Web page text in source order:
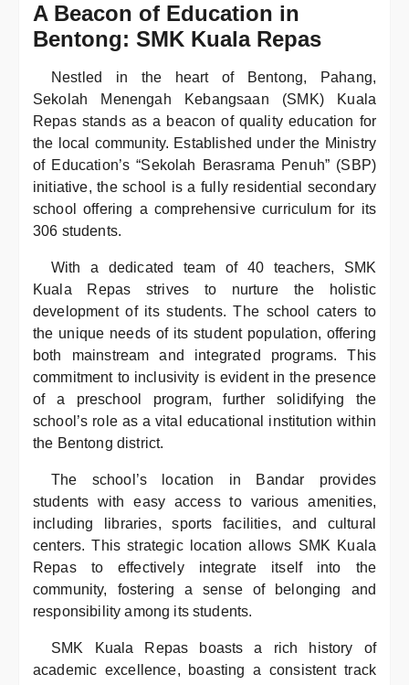
A Beacon of Education in
Bentong: SMK Kuala Repas
Nestled in the heart of Bentong, Pahang,
Sekolah Menengah Kebangsaan (SMK) Kuala
Repas stands as a beacon of quality education for
the local community. Established under the Ministry
of Education’s “Sekolah Berasrama Penuh” (SBP)
initiative, the school is a fully residential secondary
school offering a comprehensive curriculum for its
306 students.
With a dedicated team of 40 teachers, SMK
Kuala Repas strives to nurture the holistic
development of its students. The school caters to
the unique needs of its student population, offering
both mainstream and integrated programs. This
commitment to inclusivity is evident in the presence
of a preschool program, further solidifying the
school’s role as a vital educational institution within
the Bentong district.
The school’s location in Bandar provides
students with easy access to various amenities,
including libraries, sports facilities, and cultural
centers. This strategic location allows SMK Kuala
Repas to effectively integrate itself into the
community, fostering a sense of belonging and
responsibility among its students.
SMK Kuala Repas boasts a rich history of
academic excellence, boasting a consistent track